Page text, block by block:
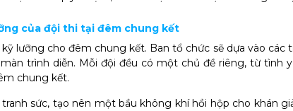
của đội thi tại đêm chung kết
lưỡng cho đêm chung kết. Ban tổ chức sẽ dựa vào các
trình diễn. Mỗi đội đều có một chủ đề riêng, từ tình
chung kết.
sức, tạo nên một bầu không khí hồi hộp cho khán